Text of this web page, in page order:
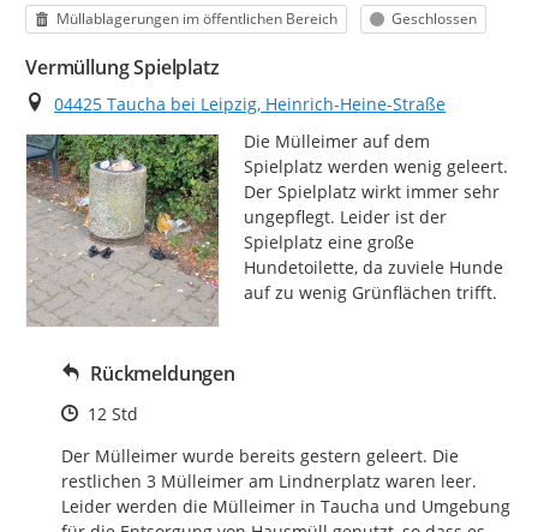
Kategorie
Müllablagerungen im öffentlichen Bereich Status
Geschlossen
Vermüllung Spielplatz
Ort
04425 Taucha bei Leipzig, Heinrich-Heine-Straße
Die Mülleimer auf dem
Spielplatz werden wenig geleert.
Der Spielplatz wirkt immer sehr
ungepflegt. Leider ist der
Spielplatz eine große
Hundetoilette, da zuviele Hunde
auf zu wenig Grünflächen trifft.
Rückmeldungen
Zeitpunkt des Erstellens
12 Std
Der Mülleimer wurde bereits gestern geleert. Die
restlichen 3 Mülleimer am Lindnerplatz waren leer.
Leider werden die Mülleimer in Taucha und Umgebung